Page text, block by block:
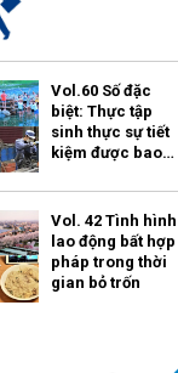
Vol.60 Số đặc
biệt: Thực tập
sinh thực sự tiết
kiệm được bao
Vol. 42 Tình hình
lao động bất hợp
pháp trong thời
gian bỏ trốn